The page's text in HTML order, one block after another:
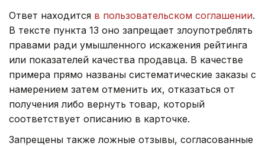
Ответ находится в пользовательском соглашении.
В тексте пункта 13 оно запрещает злоупотреблять
правами ради умышленного искажения рейтинга
или показателей качества продавца. В качестве
примера прямо названы систематические заказы с
намерением затем отменить их, отказаться от
получения либо вернуть товар, который
соответствует описанию в карточке.
Запрещены также ложные отзывы, согласованные